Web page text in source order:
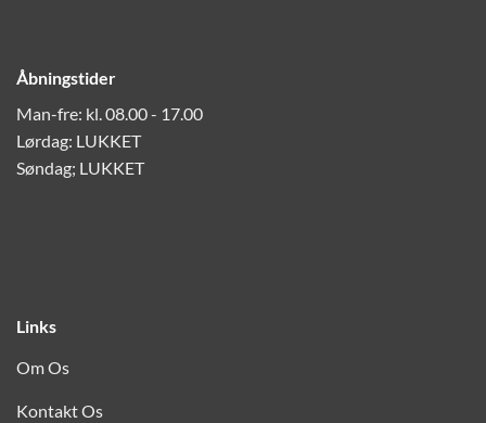
Åbningstider
Man-fre: kl. 08.00 - 17.00
Lørdag: LUKKET
Søndag; LUKKET
Links
Om Os
Kontakt Os